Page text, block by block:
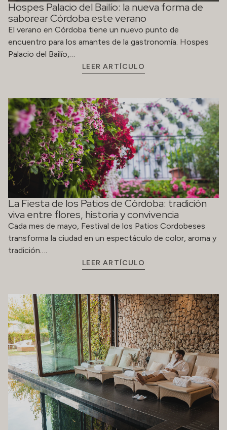
Hospes Palacio del Bailío: la nueva forma de
saborear Córdoba este verano
El verano en Córdoba tiene un nuevo punto de
encuentro para los amantes de la gastronomía. Hospes
Palacio del Bailío,…
LEER ARTÍCULO
La Fiesta de los Patios de Córdoba: tradición
viva entre flores, historia y convivencia
Cada mes de mayo, Festival de los Patios Cordobeses
transforma la ciudad en un espectáculo de color, aroma y
tradición….
LEER ARTÍCULO